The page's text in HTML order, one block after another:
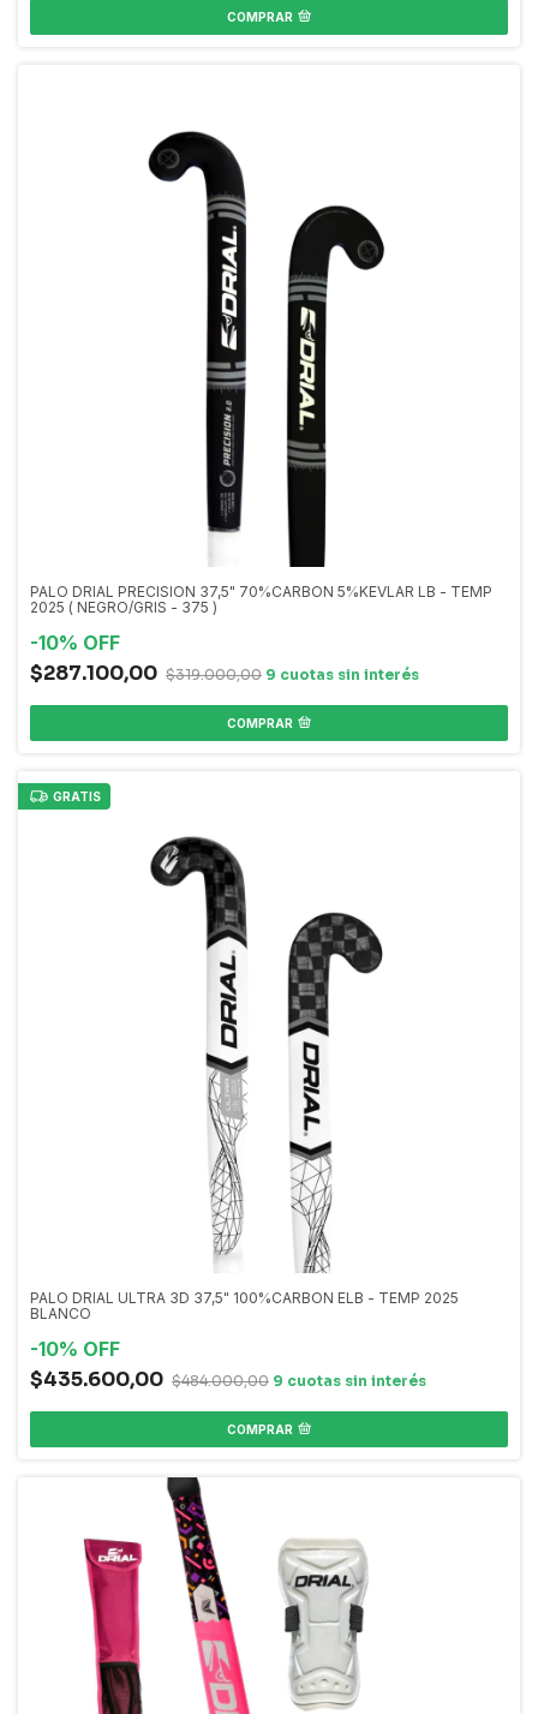
COMPRAR
PALO DRIAL PRECISION 37,5" 70%CARBON 5%KEVLAR LB - TEMP
2025 ( NEGRO/GRIS - 375 )
-10% OFF
$287.100,00 $319.000,00
COMPRAR
GRATIS
PALO DRIAL ULTRA 3D 37,5" 100%CARBON ELB - TEMP 2025
BLANCO
-10% OFF
$435.600,00 $484.000,00
COMPRAR